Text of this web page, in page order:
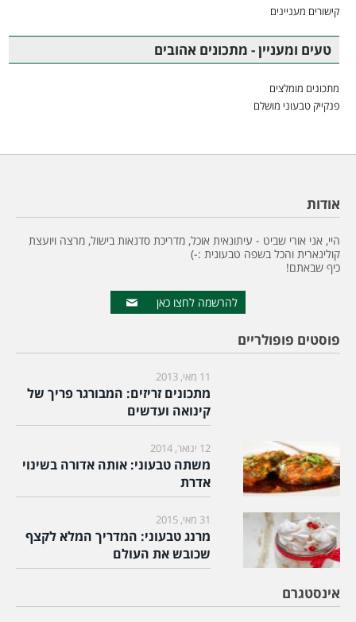
קישורים מעניינים
טעים ומעניין - מתכונים אהובים
מתכונים מומלצים
פנקייק טבעוני מושלם
אודות
היי, אני אורי שביט - עיתונאית אוכל, מדריכת סדנאות בישול, מרצה ויועצת
קולינארית והכל בשפה טבעונית :-)
כיף שבאתם!
להרשמה לחצו כאן
פוסטים פופולריים
11 מאי, 2013
מתכונים זריזים: המבורגר פריך של
קינואה ועדשים
12 ינואר, 2014
משתה טבעוני: אותה אדורה בשינוי
אדרת
31 מאי, 2015
מרנג טבעוני: המדריך המלא לקצף
שכובש את העולם
אינסטגרם